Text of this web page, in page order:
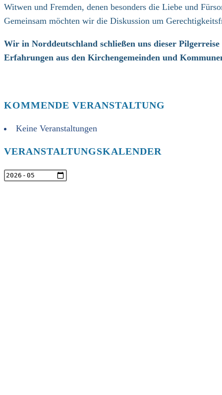
Witwen und Fremden, denen besonders die Liebe und
Gemeinsam möchten wir die Diskussion um
Wir in Norddeutschland schließen uns dieser
Erfahrungen aus den Kirchengemeinden und
KOMMENDE VERANSTALTUNG
Keine Veranstaltungen
VERANSTALTUNGSKALENDER